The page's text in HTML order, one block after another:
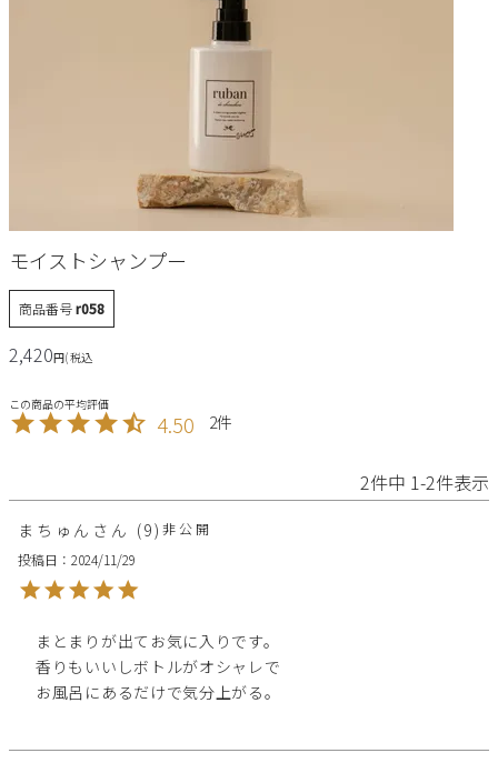
モイストシャンプー
商品番号r058
2,420 税込
4.50 2
2件中 1-2件表示
まちゅん 9 非公開
投稿日
2024/11/29
まとまりが出てお気に入りです。
香りもいいしボトルがオシャレで
お風呂にあるだけで気分上がる。